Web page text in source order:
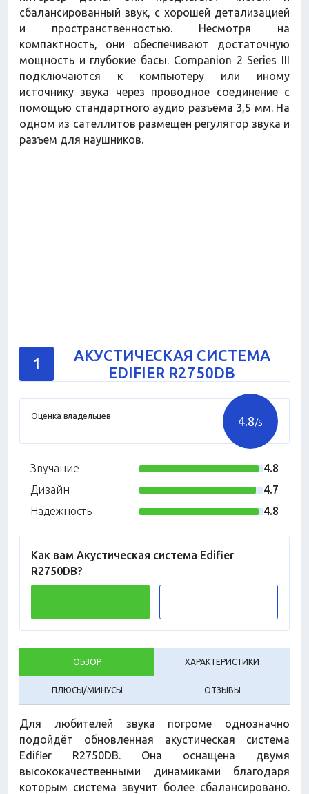
сбалансированный звук, с хорошей детализацией
и пространственностью. Несмотря на
компактность, они обеспечивают достаточную
мощность и глубокие басы. Companion 2 Series III
подключаются к компьютеру или иному
источнику звука через проводное соединение с
помощью стандартного аудио разъёма 3,5 мм. На
одном из сателлитов размещен регулятор звука и
разъем для наушников.
1
АКУСТИЧЕСКАЯ СИСТЕМА
EDIFIER R2750DB
Оценка владельцев 4.8/5
Звучание
4.8
Дизайн
4.7
Надежность
4.8
Как вам Акустическая система Edifier
R2750DB?
ОБЗОР ХАРАКТЕРИСТИКИ
ПЛЮСЫ/МИНУСЫ ОТЗЫВЫ
Для любителей звука погроме однозначно
подойдёт обновленная акустическая система
Edifier R2750DB. Она оснащена двумя
высококачественными динамиками благодаря
которым система звучит более сбалансировано.